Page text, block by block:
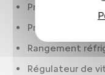
Préparation Isofix
Prise(s) 12V : AV
Rangement
Régulateur de